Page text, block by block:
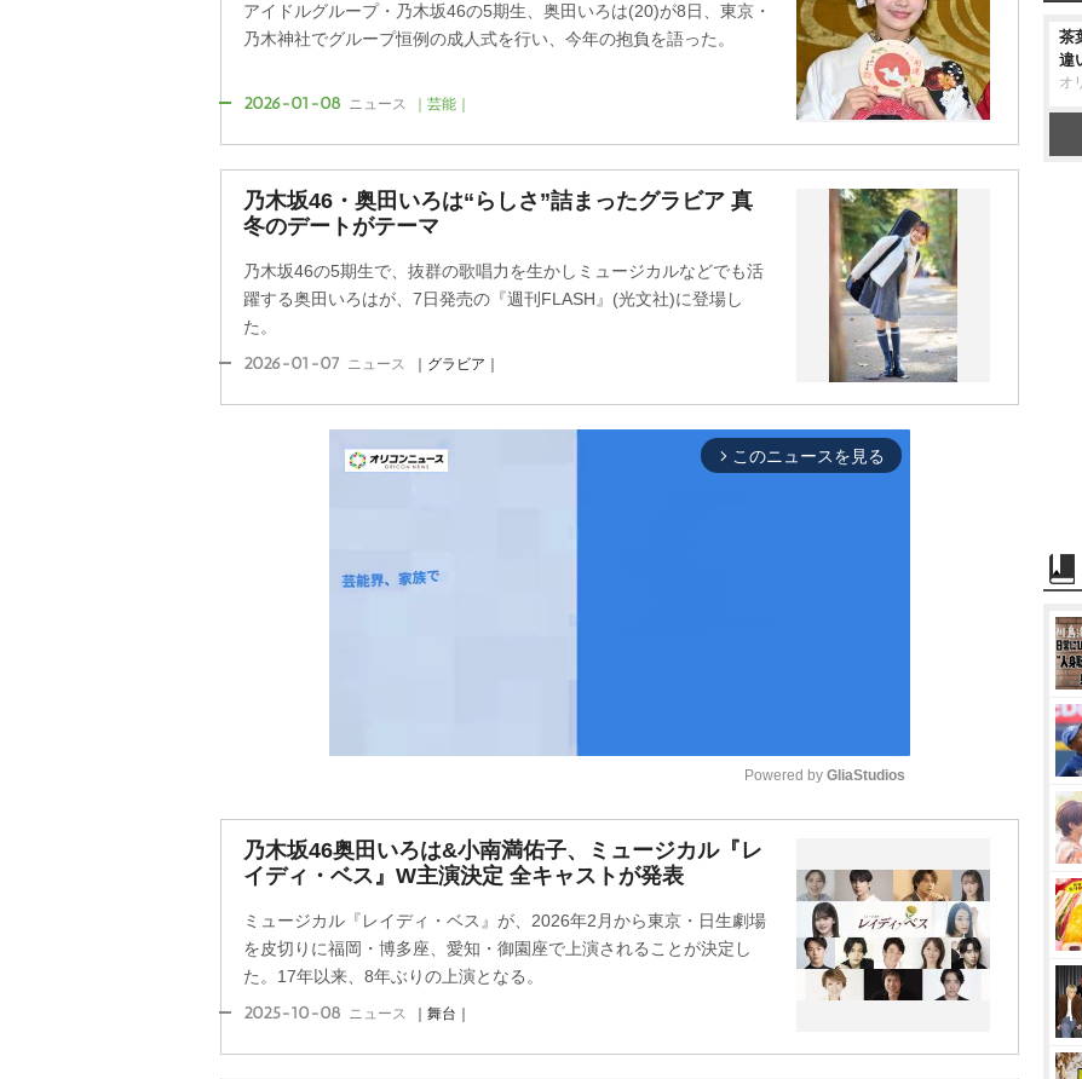
アイドルグループ・乃木坂46の5期生、奥田いろは(20)が8日、東京・
乃木神社でグループ恒例の成人式を行い、今年の抱負を語った。
2026-01-08 ニュース ｜芸能｜
乃木坂46・奥田いろは“らしさ”詰まったグラビア 真
冬のデートがテーマ
乃木坂46の5期生で、抜群の歌唱力を生かしミュージカルなどでも活
躍する奥田いろはが、7日発売の『週刊FLASH』(光文社)に登場し
た。
2026-01-07 ニュース ｜グラビア｜
arrow_forward_ios このニュースを見る
u
e
Powered by GliaStudios
乃木坂46奥田いろは&小南満佑子、ミュージカル『レ
イディ・ベス』W主演決定 全キャストが発表
ミュージカル『レイディ・ベス』が、2026年2月から東京・日生劇場
を皮切りに福岡・博多座、愛知・御園座で上演されることが決定し
た。17年以来、8年ぶりの上演となる。
2025-10-08 ニュース ｜舞台｜
茶
違
オ